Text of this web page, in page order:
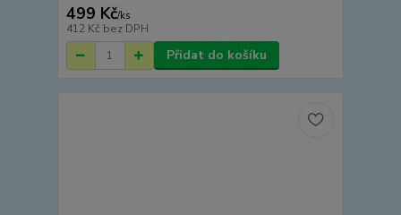
499 Kč/ks
412 Kč bez DPH
Přidat do košíku